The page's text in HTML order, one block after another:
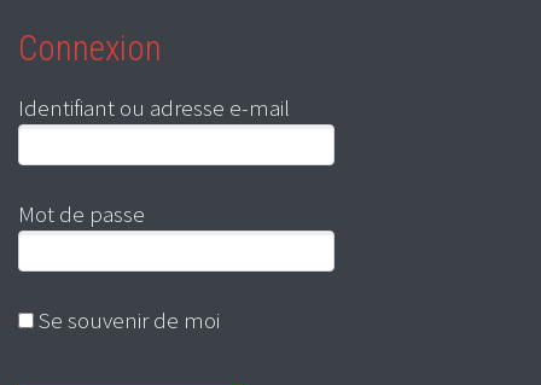
Connexion
Identifiant ou adresse e-mail
Mot de passe
Se souvenir de moi